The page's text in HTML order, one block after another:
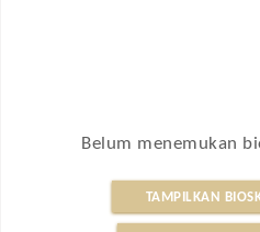
Belum menemukan
TAMPILKAN